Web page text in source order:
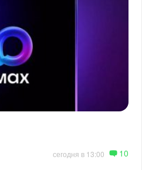
сегодня в 13:00 10